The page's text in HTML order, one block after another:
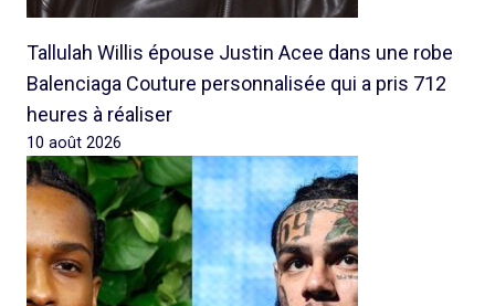
Tallulah Willis épouse Justin Acee dans une robe
Balenciaga Couture personnalisée qui a pris 712
heures à réaliser
10 août 2026